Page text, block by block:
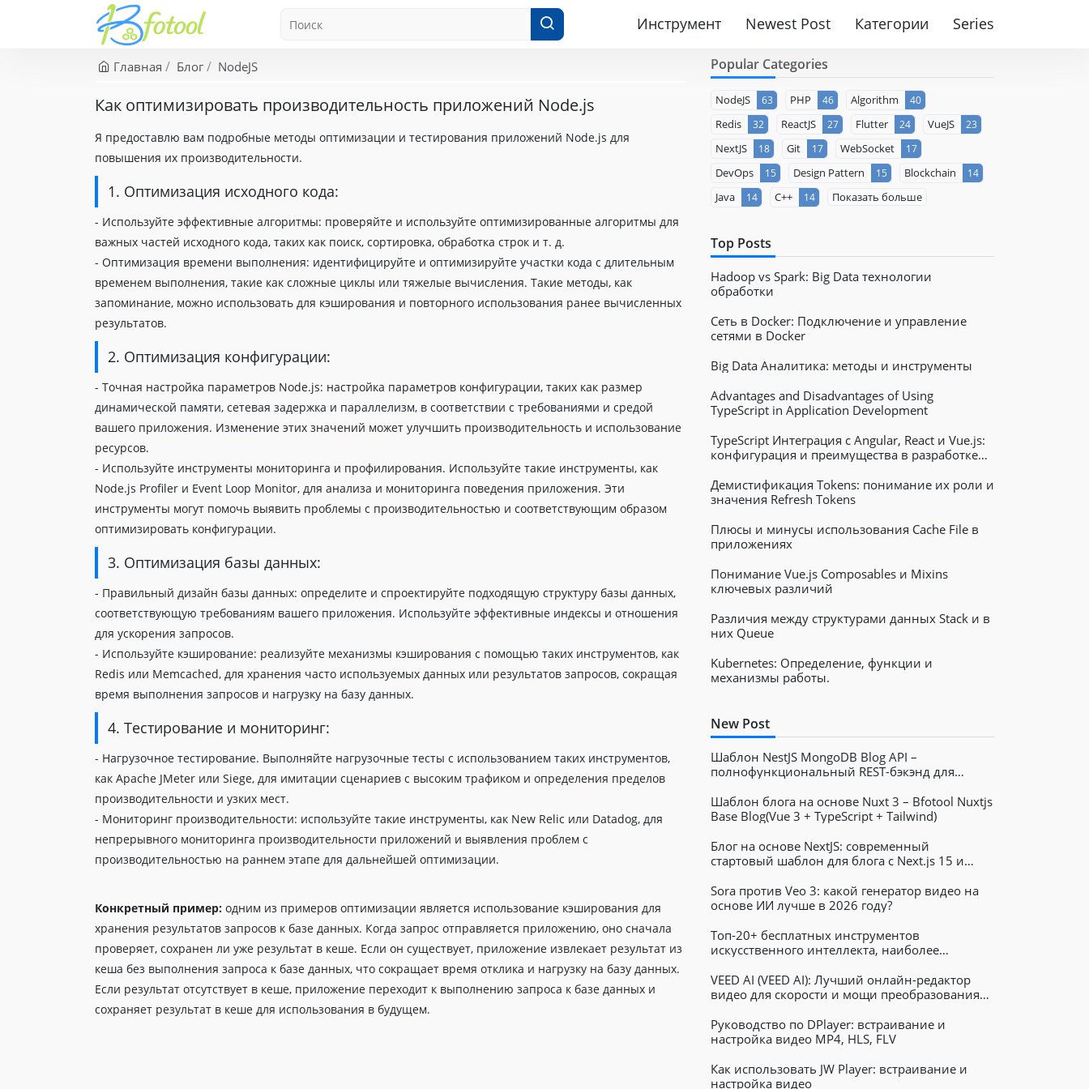
Инструмент Newest Post Категории Series
Главная Блог NodeJS
Как оптимизировать производительность приложений Node.js
Я предоставлю вам подробные методы оптимизации и тестирования приложений Node.js для
повышения их производительности.
1. Оптимизация исходного кода:
- Используйте эффективные алгоритмы: проверяйте и используйте оптимизированные алгоритмы для
важных частей исходного кода, таких как поиск, сортировка, обработка строк и т. д.
- Оптимизация времени выполнения: идентифицируйте и оптимизируйте участки кода с длительным
временем выполнения, такие как сложные циклы или тяжелые вычисления. Такие методы, как
запоминание, можно использовать для кэширования и повторного использования ранее вычисленных
результатов.
2. Оптимизация конфигурации:
- Точная настройка параметров Node.js: настройка параметров конфигурации, таких как размер
динамической памяти, сетевая задержка и параллелизм, в соответствии с требованиями и средой
вашего приложения. Изменение этих значений может улучшить производительность и использование
ресурсов.
- Используйте инструменты мониторинга и профилирования. Используйте такие инструменты, как
Node.js Profiler и Event Loop Monitor, для анализа и мониторинга поведения приложения. Эти
инструменты могут помочь выявить проблемы с производительностью и соответствующим образом
оптимизировать конфигурации.
3. Оптимизация базы данных:
- Правильный дизайн базы данных: определите и спроектируйте подходящую структуру базы данных,
соответствующую требованиям вашего приложения. Используйте эффективные индексы и отношения
для ускорения запросов.
- Используйте кэширование: реализуйте механизмы кэширования с помощью таких инструментов, как
Redis или Memcached, для хранения часто используемых данных или результатов запросов, сокращая
время выполнения запросов и нагрузку на базу данных.
4. Тестирование и мониторинг:
- Нагрузочное тестирование. Выполняйте нагрузочные тесты с использованием таких инструментов,
как Apache JMeter или Siege, для имитации сценариев с высоким трафиком и определения пределов
производительности и узких мест.
- Мониторинг производительности: используйте такие инструменты, как New Relic или Datadog, для
непрерывного мониторинга производительности приложений и выявления проблем с
производительностью на раннем этапе для дальнейшей оптимизации.
Конкретный пример: одним из примеров оптимизации является использование кэширования для
хранения результатов запросов к базе данных. Когда запрос отправляется приложению, оно сначала
проверяет, сохранен ли уже результат в кеше. Если он существует, приложение извлекает результат из
кеша без выполнения запроса к базе данных, что сокращает время отклика и нагрузку на базу данных.
Если результат отсутствует в кеше, приложение переходит к выполнению запроса к базе данных и
сохраняет результат в кеше для использования в будущем.
Popular Categories
NodeJS 63 PHP 46 Algorithm 40
Redis 32 ReactJS 27 Flutter 24 VueJS 23
NextJS 18 Git 17 WebSocket 17
DevOps 15 Design Pattern 15 Blockchain 14
Java 14 C++ 14 Показать больше
Top Posts
Hadoop vs Spark: Big Data технологии
обработки
Сеть в Docker: Подключение и управление
сетями в Docker
Big Data Аналитика: методы и инструменты
Advantages and Disadvantages of Using
TypeScript in Application Development
TypeScript Интеграция с Angular, React и Vue.js:
конфигурация и преимущества в разработке
Демистификация Tokens: понимание их роли и
значения Refresh Tokens
Плюсы и минусы использования Cache File в
приложениях
Понимание Vue.js Composables и Mixins
ключевых различий
Различия между структурами данных Stack и в
них Queue
Kubernetes: Определение, функции и
механизмы работы.
New Post
Шаблон NestJS MongoDB Blog API –
полнофункциональный REST-бэкэнд для
Шаблон блога на основе Nuxt 3 – Bfotool Nuxtjs
Base Blog(Vue 3 + TypeScript + Tailwind)
Блог на основе NextJS: современный
стартовый шаблон для блога с Next.js 15 и
Sora против Veo 3: какой генератор видео на
основе ИИ лучше в 2026 году?
Топ-20+ бесплатных инструментов
искусственного интеллекта, наиболее
VEED AI (VEED AI): Лучший онлайн-редактор
видео для скорости и мощи преобразования
Руководство по DPlayer: встраивание и
настройка видео MP4, HLS, FLV
Как использовать JW Player: встраивание и
настройка видео